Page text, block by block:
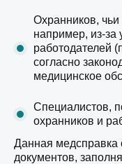
Охранников, чьи
например, из-за
работодателей
согласно
медицинское
Специалистов,
охранников и
Данная медсправка
документов,